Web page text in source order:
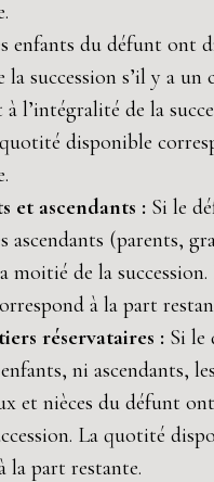
enfants du défunt ont
la succession s’il y a un
l’intégralité de la
disponible
et ascendants : Si le
ascendants (parents,
moitié de la
à la part
réservataires : Si le
ni ascendants,
et nièces du défunt
La quotité
la part restante.